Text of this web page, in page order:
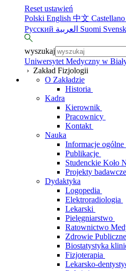
Reset ustawień
Polski English 中文 Castellano
Русский
Suomi
wyszukaj
Uniwersytet Medyczny w
› Zakład Fizjologii
O Zakładzie
Historia
Kadra
Kierownik
Pracownicy
Kontakt
Nauka
Informacje ogólne
Publikacje
Studenckie Koło
Projekty badawcze
Dydaktyka
Logopedia
Elektroradiologia
Lekarski
Pielęgniarstwo
Ratownictwo
Zdrowie
Biostatystyka
Fizjoterapia
Lekarsko-